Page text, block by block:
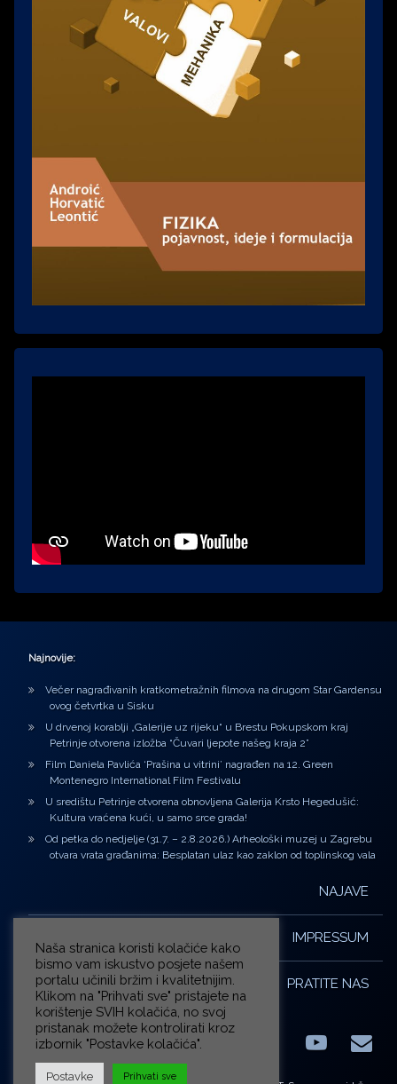
Najnovije:
Večer nagrađivanih kratkometražnih filmova na drugom Star Gardensu
ovog četvrtka u Sisku
U drvenoj korablji „Galerije uz rijeku“ u Brestu Pokupskom kraj
Petrinje otvorena izložba “Čuvari ljepote našeg kraja 2”
Film Daniela Pavlića ‘Prašina u vitrini’ nagrađen na 12. Green
Montenegro International Film Festivalu
U središtu Petrinje otvorena obnovljena Galerija Krsto Hegedušić:
Kultura vraćena kući, u samo srce grada!
Od petka do nedjelje (31.7. – 2.8.2026.) Arheološki muzej u Zagrebu
otvara vrata građanima: Besplatan ulaz kao zaklon od toplinskog vala
NAJAVE
IMPRESSUM
PRATITE NAS
FacebookLinkedIn E-
Naša stranica koristi kolačiće kako
bismo vam iskustvo posjete našem
portalu učinili bržim i kvalitetnijim.
Klikom na "Prihvati sve" pristajete na
korištenje SVIH kolačića, no svoj
pristanak možete kontrolirati kroz
izbornik "Postavke kolačića".
Postavke Prihvati sve